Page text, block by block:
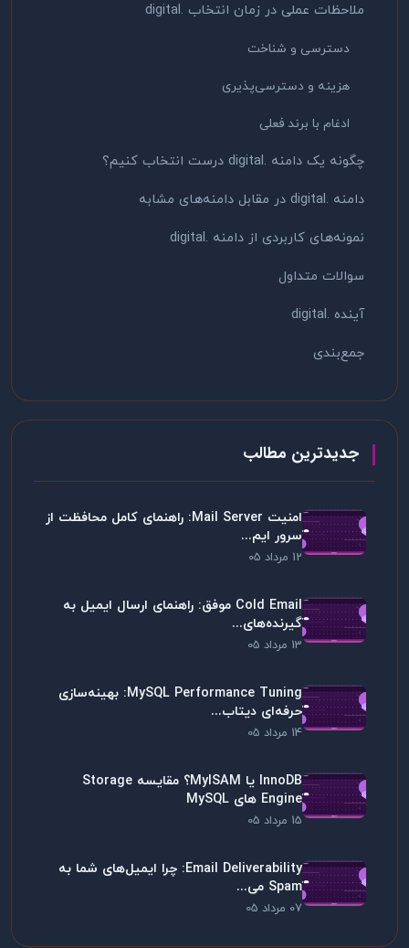
ملاحظات عملی در زمان انتخاب .digital
دسترسی و شناخت
هزینه و دسترسی‌پذیری
ادغام با برند فعلی
چگونه یک دامنه .digital درست انتخاب کنیم؟
دامنه .digital در مقابل دامنه‌های مشابه
نمونه‌های کاربردی از دامنه .digital
سوالات متداول
آینده .digital
جمع‌بندی
جدیدترین مطالب
امنیت Mail Server: راهنمای کامل محافظت از
سرور ایم...
12 مرداد 05
Cold Email موفق: راهنمای ارسال ایمیل به
گیرنده‌های...
13 مرداد 05
MySQL Performance Tuning: بهینه‌سازی
حرفه‌ای دیتاب...
14 مرداد 05
InnoDB یا MyISAM؟ مقایسه Storage
Engine های MySQL
15 مرداد 05
Email Deliverability: چرا ایمیل‌های شما به
Spam می...
07 مرداد 05